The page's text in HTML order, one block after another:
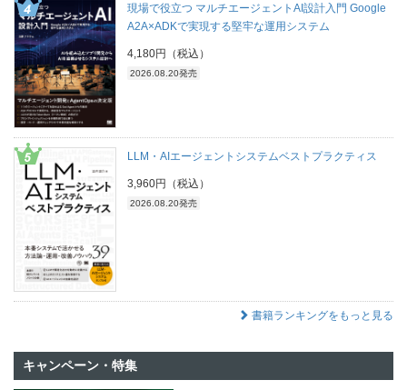
現場で役立つ マルチエージェントAI設計入門 Google
A2A×ADKで実現する堅牢な運用システム
4,180円（税込）
2026.08.20発売
LLM・AIエージェントシステムベストプラクティス
3,960円（税込）
2026.08.20発売
書籍ランキングをもっと見る
キャンペーン・特集